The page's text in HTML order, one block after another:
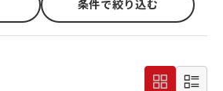
条件で絞り込む